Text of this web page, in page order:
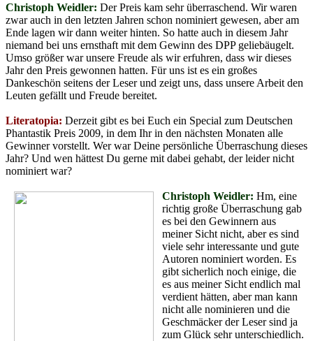
Christoph Weidler: Der Preis kam sehr überraschend. Wir waren
zwar auch in den letzten Jahren schon nominiert gewesen, aber am
Ende lagen wir dann weiter hinten. So hatte auch in diesem Jahr
niemand bei uns ernsthaft mit dem Gewinn des DPP geliebäugelt.
Umso größer war unsere Freude als wir erfuhren, dass wir dieses
Jahr den Preis gewonnen hatten. Für uns ist es ein großes
Dankeschön seitens der Leser und zeigt uns, dass unsere Arbeit den
Leuten gefällt und Freude bereitet.
Literatopia: Derzeit gibt es bei Euch ein Special zum Deutschen
Phantastik Preis 2009, in dem Ihr in den nächsten Monaten alle
Gewinner vorstellt. Wer war Deine persönliche Überraschung dieses
Jahr? Und wen hättest Du gerne mit dabei gehabt, der leider nicht
nominiert war?
Christoph Weidler: Hm, eine
richtig große Überraschung gab
es bei den Gewinnern aus
meiner Sicht nicht, aber es sind
viele sehr interessante und gute
Autoren nominiert worden. Es
gibt sicherlich noch einige, die
es aus meiner Sicht endlich mal
verdient hätten, aber man kann
nicht alle nominieren und die
Geschmäcker der Leser sind ja
zum Glück sehr unterschiedlich.